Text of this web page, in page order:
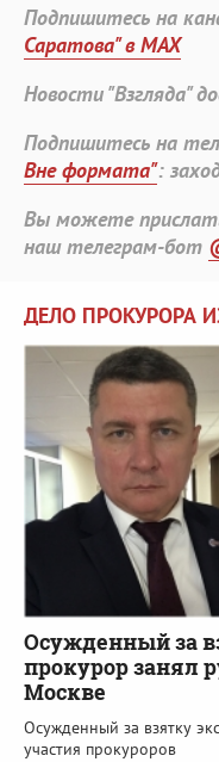
Подпишитесь на
Саратова" в MAX
Новости "Взгляда"
Подпишитесь на
Вне формата":
Вы можете
наш телеграм-бот
ДЕЛО ПРОКУРОРА
Осужденный за
прокурор занял
Москве
Осужденный за взятку
участия прокуроров